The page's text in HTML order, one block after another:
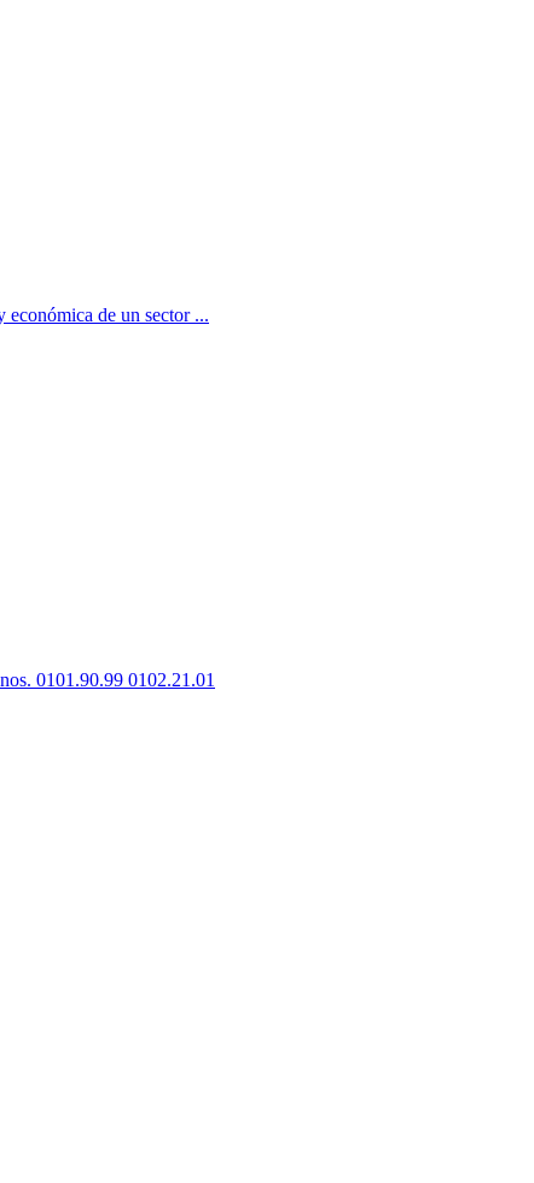
económica de un sector ...
0101.90.99 0102.21.01